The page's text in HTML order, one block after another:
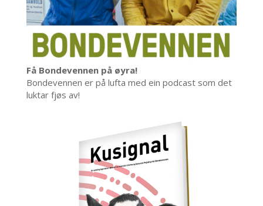
Få Bondevennen på øyra!
Bondevennen er på lufta med ein podcast som det
luktar fjøs av!